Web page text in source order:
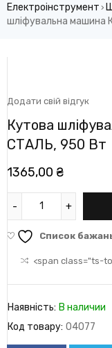
Електроінструмент ›
шліфувальна
Додати свій відгук
Кутова
СТАЛЬ, 950 Вт
1365,00 ₴
Список
<span class="ts-
Наявність: В наличии
Код товару: 04077